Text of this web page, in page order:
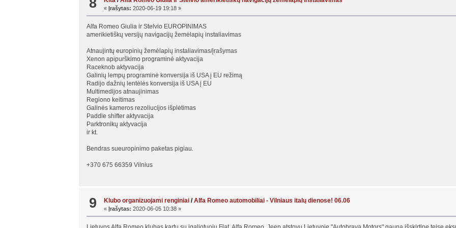
« Įrašytas: 2020-06-19 19:18 »
Alfa Romeo Giulia ir Stelvio EUROPINIMAS
amerikietiškų versijų navigacijų žemėlapių instaliavimas
Atnaujintų europinių žemėlapių instaliavimas/įrašymas
Xenon apipurškimo programinė aktyvacija
Raceknob aktyvacija
Galinių lempų programinė konversija iš USA į EU režimą
Radijo dažnių lentėlės konversija iš USA į EU
Multimedijos atnaujinimas
Regiono keitimas
Galinės kameros rezoliucijos išplėtimas
Paddle shifter aktyvacija
Parktronikų aktyvacija
ir kt.
Bendras sueuropinimo paketas pigiau.
+370 675 66359 Vilnius
9 Klubo organizuojami renginiai /Alfa Romeo automobiliai - Vilniaus italų dienose! 06.06
«Įrašytas: 2020-06-05 10:38 »